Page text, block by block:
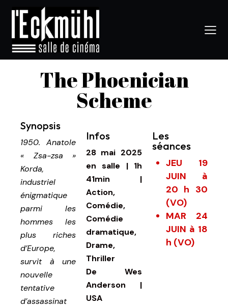
The Phoenician
Scheme
Synopsis
1950. Anatole
« Zsa-zsa »
Korda,
industriel
énigmatique
parmi les
hommes les
plus riches
d’Europe,
survit à une
nouvelle
tentative
d’assassinat
Infos
28 mai 2025
en salle |1h
41min |
Action,
Comédie,
Comédie
dramatique,
Drame,
Thriller
De Wes
Anderson |
USA
Les
séances
JEU 19
JUIN à
20 h 30
(VO)
MAR 24
JUIN à 18
h (VO)